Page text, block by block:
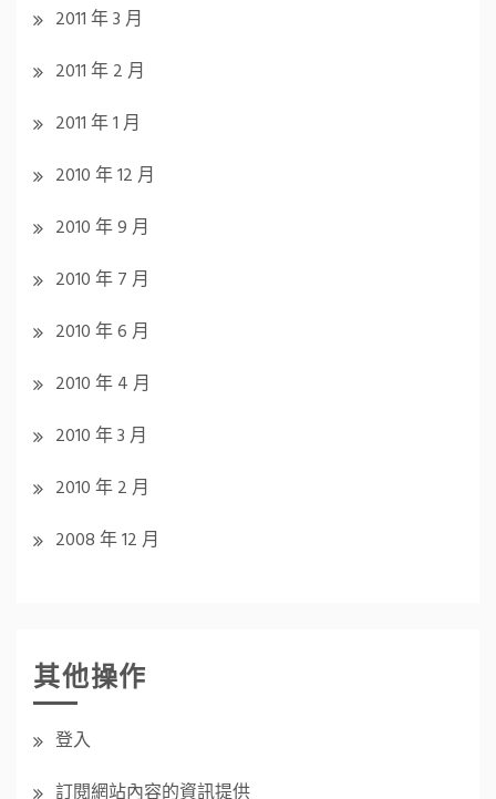
2011 年 3 月
2011 年 2 月
2011 年 1 月
2010 年 12 月
2010 年 9 月
2010 年 7 月
2010 年 6 月
2010 年 4 月
2010 年 3 月
2010 年 2 月
2008 年 12 月
其他操作
登入
訂閱網站內容的資訊提供